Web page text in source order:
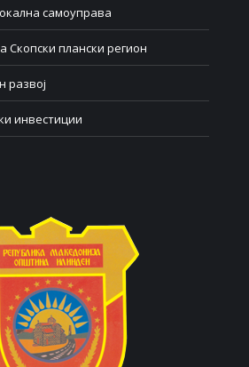
самоуправа
Скопски плански регион
развој
инвестиции